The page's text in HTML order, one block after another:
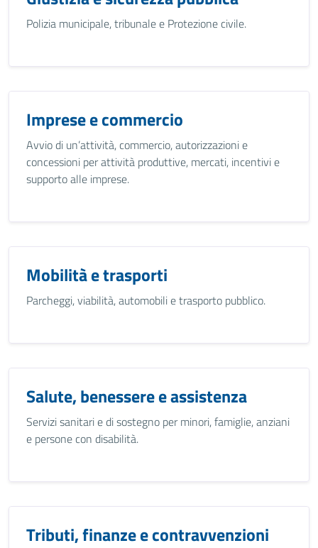
Polizia municipale, tribunale e Protezione civile.
Imprese e commercio
Avvio di un’attività, commercio, autorizzazioni e
concessioni per attività produttive, mercati, incentivi e
supporto alle imprese.
Mobilità e trasporti
Parcheggi, viabilità, automobili e trasporto pubblico.
Salute, benessere e assistenza
Servizi sanitari e di sostegno per minori, famiglie, anziani
e persone con disabilità.
Tributi, finanze e contravvenzioni